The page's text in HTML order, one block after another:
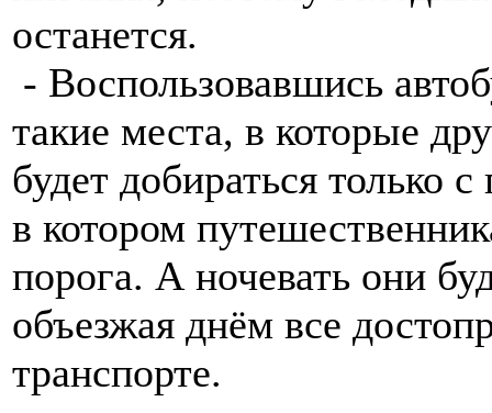
останется.
- Воспользовавшись
такие места, в которые
будет добираться только
в котором
порога. А ночевать они
объезжая днём все
транспорте.